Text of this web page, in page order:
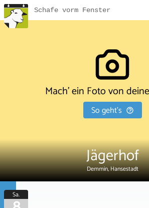
Schafe vorm Fenster
Mach' ein Foto von
So geht's
Jägerhof
Demmin, Hansestadt
Sa.